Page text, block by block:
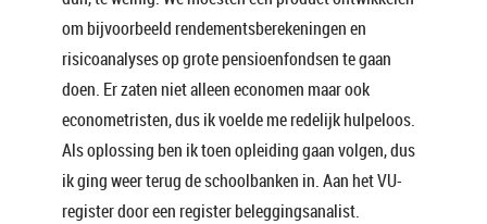
om bijvoorbeeld rendementsberekeningen en
risicoanalyses op grote pensioenfondsen te gaan
doen. Er zaten niet alleen economen maar ook
econometristen, dus ik voelde me redelijk hulpeloos.
Als oplossing ben ik toen opleiding gaan volgen, dus
ik ging weer terug de schoolbanken in. Aan het VU-
register door een register beleggingsanalist.